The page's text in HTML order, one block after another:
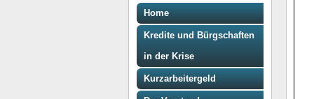
Home
Kredite und Bürgschaften
in der Krise
Kurzarbeitergeld